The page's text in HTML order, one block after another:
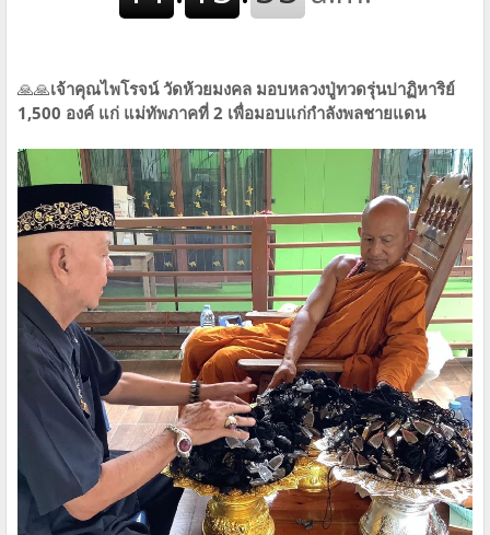
🙏🙏เจ้าคุณไพโรจน์ วัดห้วยมงคล มอบหลวงปู่ทวดรุ่นปาฏิหาริย์
1,500 องค์ แก่ แม่ทัพภาคที่ 2 เพื่อมอบแก่กำลังพลชายแดน